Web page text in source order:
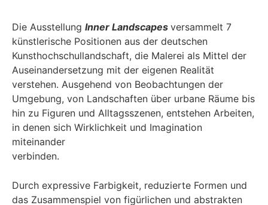
Die Ausstellung Inner Landscapes versammelt 7
künstlerische Positionen aus der deutschen
Kunsthochschullandschaft, die Malerei als Mittel der
Auseinandersetzung mit der eigenen Realität
verstehen. Ausgehend von Beobachtungen der
Umgebung, von Landschaften über urbane Räume bis
hin zu Figuren und Alltagsszenen, entstehen Arbeiten,
in denen sich Wirklichkeit und Imagination
miteinander
Durch expressive Farbigkeit, reduzierte Formen und
das Zusammenspiel von figürlichen und abstrakten